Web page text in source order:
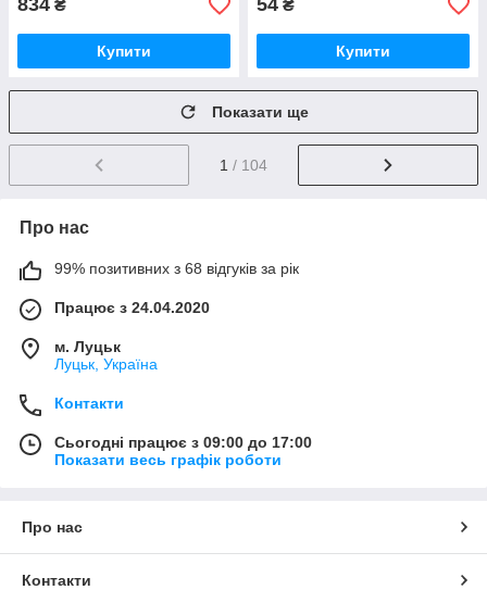
834 ₴
Купити
54 ₴
Купити
Показати ще
1 / 104
Про нас
99% позитивних з 68 відгуків за рік
Працює з 24.04.2020
м. Луцьк
Луцьк, Україна
Контакти
Сьогодні працює з 09:00 до 17:00
Показати весь графік роботи
Про нас
Контакти